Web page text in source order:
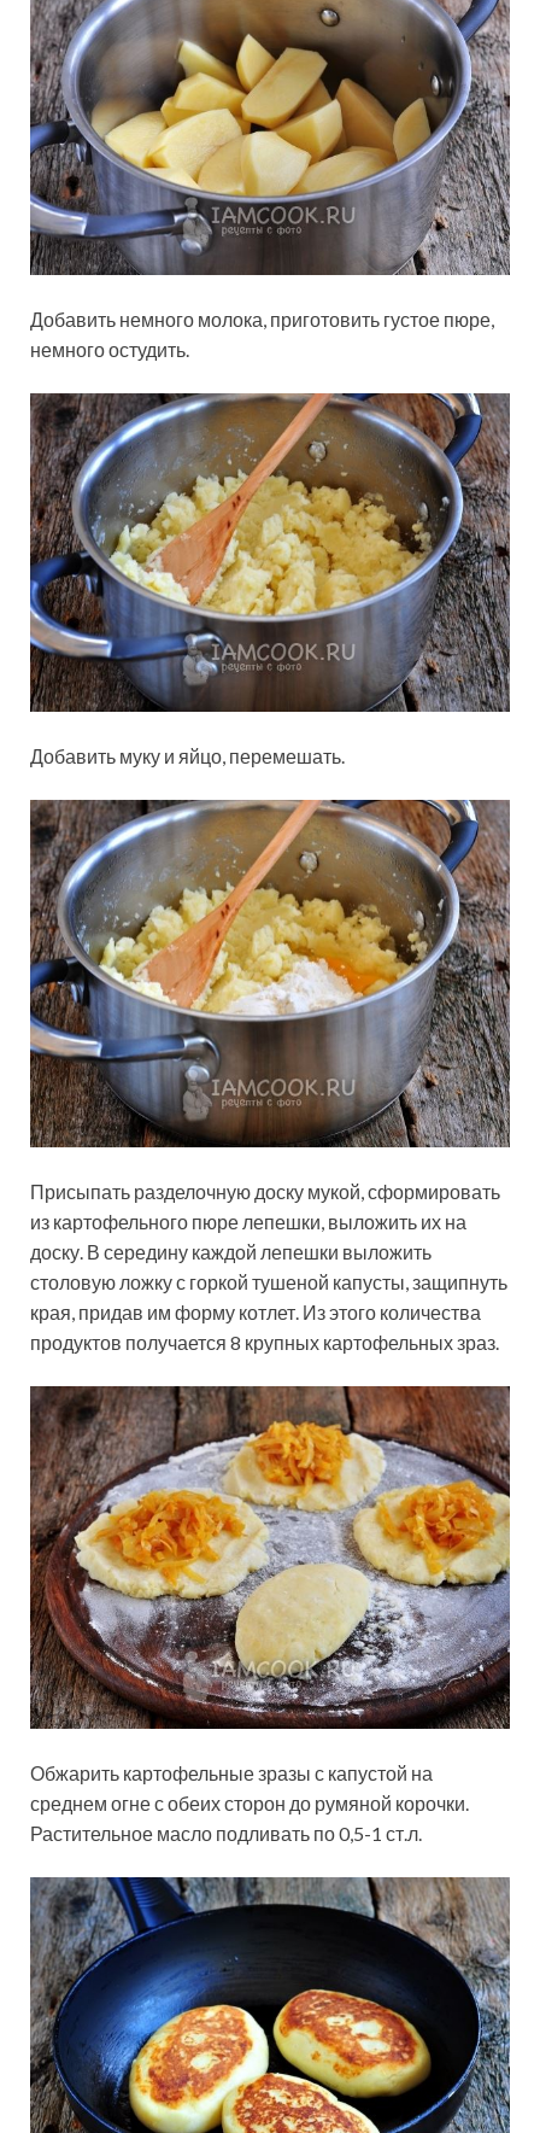
Добавить немного молока, приготовить густое пюре,
немного остудить.
Добавить муку и яйцо, перемешать.
Присыпать разделочную доску мукой, сформировать
из картофельного пюре лепешки, выложить их на
доску. В середину каждой лепешки выложить
столовую ложку с горкой тушеной капусты, защипнуть
края, придав им форму котлет. Из этого количества
продуктов получается 8 крупных картофельных зраз.
Обжарить картофельные зразы с капустой на
среднем огне с обеих сторон до румяной корочки.
Растительное масло подливать по 0,5-1 ст.л.